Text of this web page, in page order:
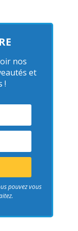
nos
et
!
pouvez vous